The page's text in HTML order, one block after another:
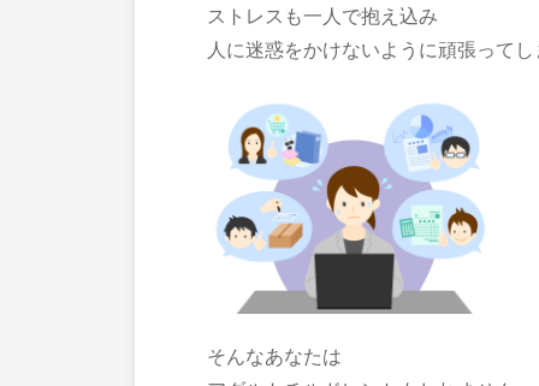
ストレスも一人で抱え込み
人に迷惑をかけないように頑張って
そんなあなたは